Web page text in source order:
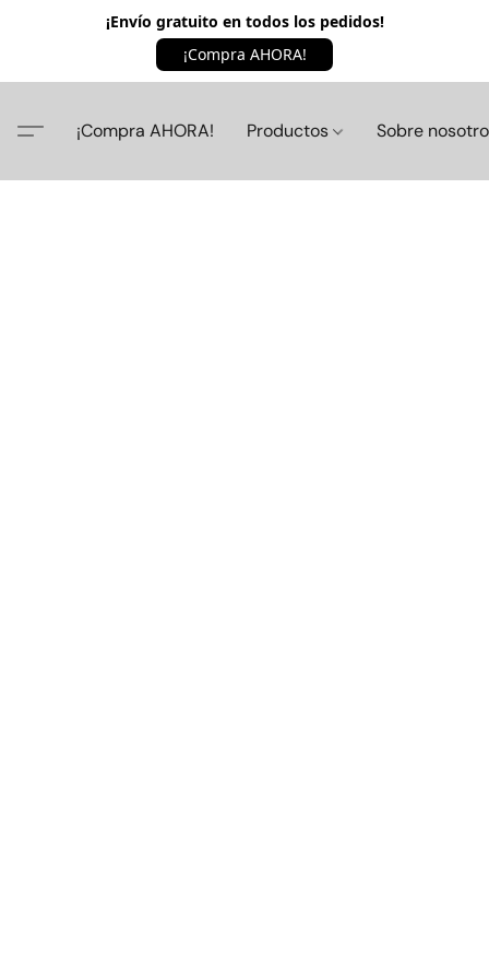
¡Envío gratuito en todos los pedidos!
¡Compra AHORA!
¡Compra AHORA! Productos Sobre